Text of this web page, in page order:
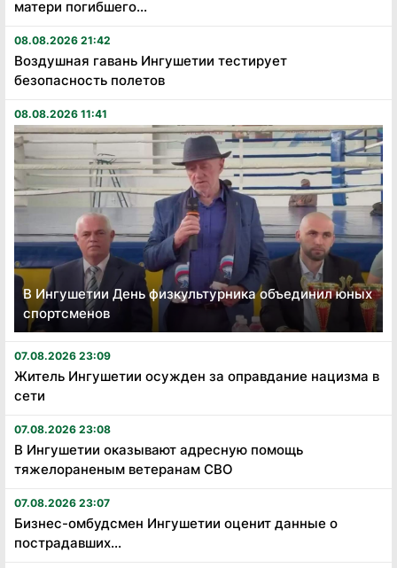
матери погибшего...
08.08.2026 21:42
Воздушная гавань Ингушетии тестирует
безопасность полетов
08.08.2026 11:41
В Ингушетии День физкультурника объединил юных
спортсменов
07.08.2026 23:09
Житель Ингушетии осужден за оправдание нацизма в
сети
07.08.2026 23:08
В Ингушетии оказывают адресную помощь
тяжелораненым ветеранам СВО
07.08.2026 23:07
Бизнес-омбудсмен Ингушетии оценит данные о
пострадавших...